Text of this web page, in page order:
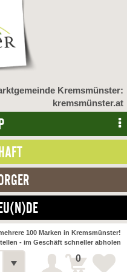
Kremsmünster:
kremsmünster.at
Alle Webseiten
100 Marken in Kremsmünster!
- im Geschäft schneller abholen
0
Detail